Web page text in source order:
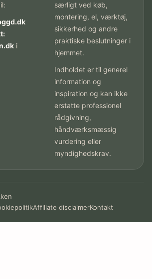
i
særligt ved køb,
montering, el, værktøj,
sikkerhed og andre
praktiske beslutninger i
hjemmet.
Indholdet er til generel
information og
inspiration og kan ikke
erstatte professionel
rådgivning,
håndværksmæssig
vurdering eller
myndighedskrav.
Affiliate disclaimerKontakt